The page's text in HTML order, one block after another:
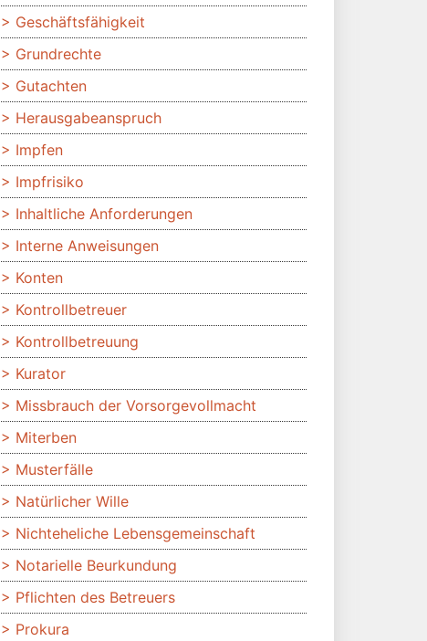
Geschäftsfähigkeit
Grundrechte
Gutachten
Herausgabeanspruch
Impfen
Impfrisiko
Inhaltliche Anforderungen
Interne Anweisungen
Konten
Kontrollbetreuer
Kontrollbetreuung
Kurator
Missbrauch der Vorsorgevollmacht
Miterben
Musterfälle
Natürlicher Wille
Nichteheliche Lebensgemeinschaft
Notarielle Beurkundung
Pflichten des Betreuers
Prokura